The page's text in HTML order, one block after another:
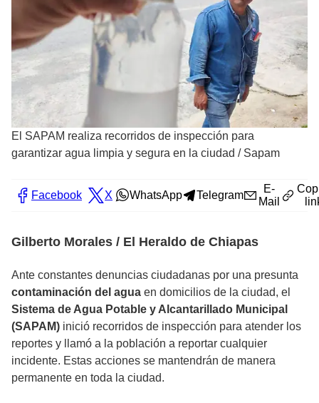
El SAPAM realiza recorridos de inspección para
garantizar agua limpia y segura en la ciudad / Sapam
Facebook X WhatsApp Telegram
E-
Mail
Gilberto Morales / El Heraldo de Chiapas
Ante constantes denuncias ciudadanas por una presunta
contaminación del agua en domicilios de la ciudad, el
Sistema de Agua Potable y Alcantarillado Municipal
(SAPAM) inició recorridos de inspección para atender los
reportes y llamó a la población a reportar cualquier
incidente. Estas acciones se mantendrán de manera
permanente en toda la ciudad.